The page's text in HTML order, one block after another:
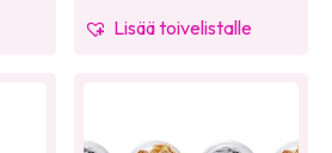
Lisää toivelistalle